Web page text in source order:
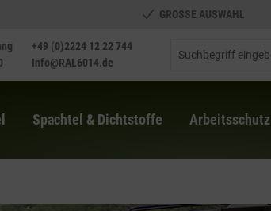
GROSSE AUSWAHL
+49 (0)2224 12 22 744
Info@RAL6014.de
Spachtel & Dichtstoffe Arbeitsschutz